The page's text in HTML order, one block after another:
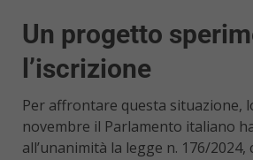
Un progetto
l’iscrizione
Per affrontare questa situazione,
novembre il Parlamento italiano
all’unanimità la legge n. 176/2024,